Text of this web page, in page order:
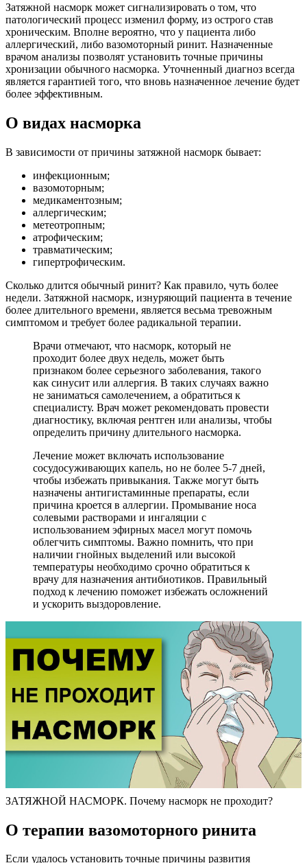
Затяжной насморк может сигнализировать о том, что
патологический процесс изменил форму, из острого став
хроническим. Вполне вероятно, что у пациента либо
аллергический, либо вазомоторный ринит. Назначенные
врачом анализы позволят установить точные причины
хронизации обычного насморка. Уточненный диагноз всегда
является гарантией того, что вновь назначенное лечение будет
более эффективным.
О видах насморка
В зависимости от причины затяжной насморк бывает:
инфекционным;
вазомоторным;
медикаментозным;
аллергическим;
метеотропным;
атрофическим;
травматическим;
гипертрофическим.
Сколько длится обычный ринит? Как правило, чуть более
недели. Затяжной насморк, изнуряющий пациента в течение
более длительного времени, является весьма тревожным
симптомом и требует более радикальной терапии.
Врачи отмечают, что насморк, который не
проходит более двух недель, может быть
признаком более серьезного заболевания, такого
как синусит или аллергия. В таких случаях важно
не заниматься самолечением, а обратиться к
специалисту. Врач может рекомендовать провести
диагностику, включая рентген или анализы, чтобы
определить причину длительного насморка.
Лечение может включать использование
сосудосуживающих капель, но не более 5-7 дней,
чтобы избежать привыкания. Также могут быть
назначены антигистаминные препараты, если
причина кроется в аллергии. Промывание носа
солевыми растворами и ингаляции с
использованием эфирных масел могут помочь
облегчить симптомы. Важно помнить, что при
наличии гнойных выделений или высокой
температуры необходимо срочно обратиться к
врачу для назначения антибиотиков. Правильный
подход к лечению поможет избежать осложнений
и ускорить выздоровление.
ЗАТЯЖНОЙ НАСМОРК. Почему насморк не проходит?
О терапии вазомоторного ринита
Если удалось установить точные причины развития